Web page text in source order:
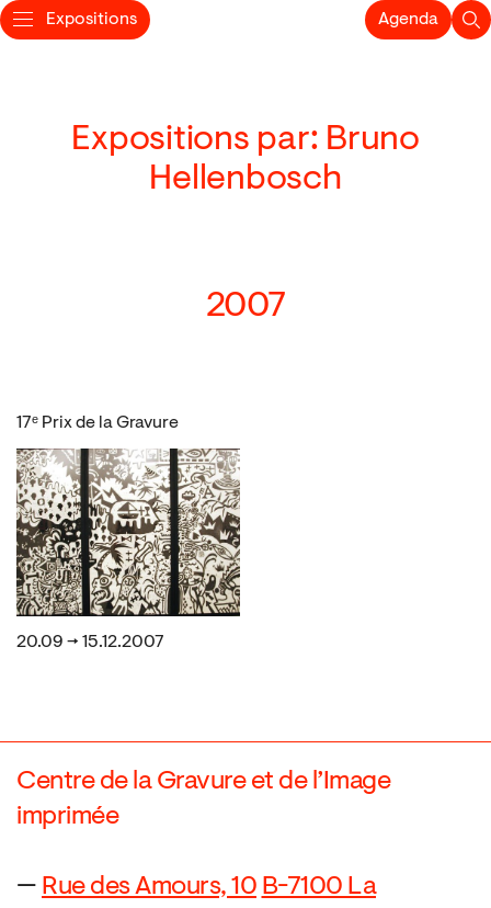
Expositions Agenda
Expositions par: Bruno
Hellenbosch
2007
17ᵉ Prix de la Gravure
20.09 → 15.12.2007
Centre de la Gravure et de l’Image
imprimée
— Rue des Amours, 10 B-7100 La